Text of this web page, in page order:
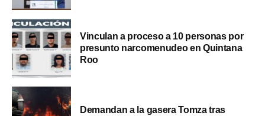
Vinculan a proceso a 10 personas por
presunto narcomenudeo en Quintana
Roo
Demandan a la gasera Tomza tras